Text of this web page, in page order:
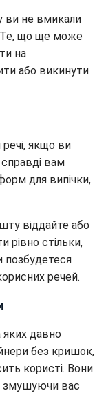
ви не вмикали
Те, що ще може
на
або викинути
речі, якщо ви
вам
для випічки,
віддайте або
рівно стільки,
позбудетеся
речей.
яких давно
без кришок,
користі. Вони
змушуючи вас